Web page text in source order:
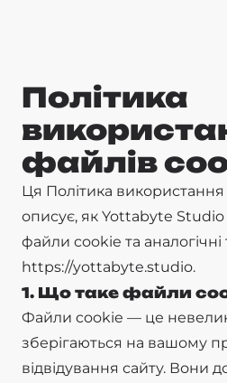
Політика
файлів
Ця Політика
описує, як Yottabyte
файли cookie та аналогічні
https://yottabyte.studio.
1. Що таке файли
Файли cookie — це
зберігаються на вашому
відвідування сайту. Вони